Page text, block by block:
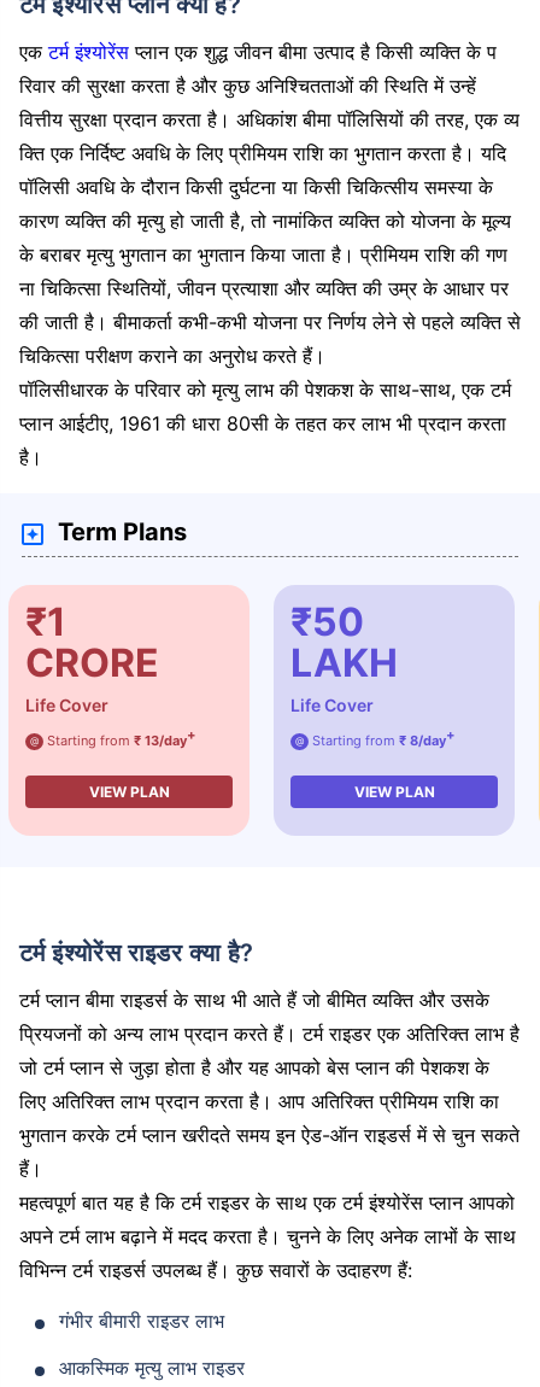
एकटर्म इंश्योरेंस प्लान एक शुद्ध जीवन बीमा उत्पाद है किसी व्यक्ति के प
रिवार की सुरक्षा करता है और कुछ अनिश्चितताओं की स्थिति में उन्हें
वित्तीय सुरक्षा प्रदान करता है। अधिकांश बीमा पॉलिसियों की तरह, एक व्य
क्ति एक निर्दिष्ट अवधि के लिए प्रीमियम राशि का भुगतान करता है। यदि
पॉलिसी अवधि के दौरान किसी दुर्घटना या किसी चिकित्सीय समस्या के
कारण व्यक्ति की मृत्यु हो जाती है, तो नामांकित व्यक्ति को योजना के मूल्य
के बराबर मृत्यु भुगतान का भुगतान किया जाता है। प्रीमियम राशि की गण
ना चिकित्सा स्थितियों, जीवन प्रत्याशा और व्यक्ति की उम्र के आधार पर
की जाती है। बीमाकर्ता कभी-कभी योजना पर निर्णय लेने से पहले व्यक्ति से
चिकित्सा परीक्षण कराने का अनुरोध करते हैं।
पॉलिसीधारक के परिवार को मृत्यु लाभ की पेशकश के साथ-साथ, एक टर्म
प्लान आईटीए, 1961 की धारा 80सी के तहत कर लाभ भी प्रदान करता
है।
Term Plans
₹1
CRORE
Life Cover
@ Starting from ₹ 13/day+
VIEW PLAN
₹50
LAKH
Life Cover
@ Starting from ₹ 8/day+
VIEW PLAN
टर्म इंश्योरेंस राइडर क्या है?
टर्म प्लान बीमा राइडर्स के साथ भी आते हैं जो बीमित व्यक्ति और उसके
प्रियजनों को अन्य लाभ प्रदान करते हैं। टर्म राइडर एक अतिरिक्त लाभ है
जो टर्म प्लान से जुड़ा होता है और यह आपको बेस प्लान की पेशकश के
लिए अतिरिक्त लाभ प्रदान करता है। आप अतिरिक्त प्रीमियम राशि का
भुगतान करके टर्म प्लान खरीदते समय इन ऐड-ऑन राइडर्स में से चुन सकते
हैं।
महत्वपूर्ण बात यह है कि टर्म राइडर के साथ एक टर्म इंश्योरेंस प्लान आपको
अपने टर्म लाभ बढ़ाने में मदद करता है। चुनने के लिए अनेक लाभों के साथ
विभिन्न टर्म राइडर्स उपलब्ध हैं। कुछ सवारों के उदाहरण हैं:
गंभीर बीमारी राइडर लाभ
आकस्मिक मृत्यु लाभ राइडर